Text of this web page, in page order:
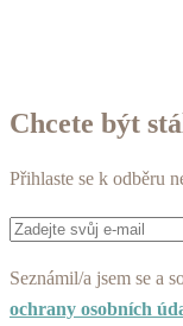
Chcete být
Přihlaste se k odběru
Seznámil/a jsem se a
ochrany osobních